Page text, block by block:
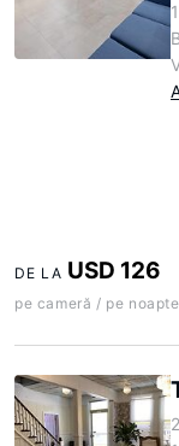
DE LA USD 126
pe cameră / pe noapte